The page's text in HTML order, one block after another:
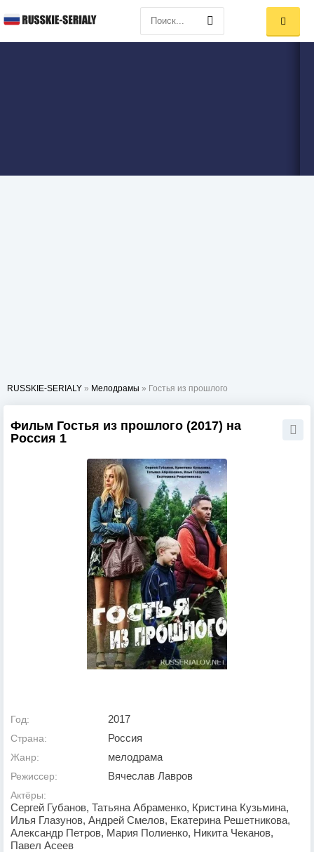
RUSSKIE-SERIALY » Мелодрамы » Гостья из прошлого
Фильм Гостья из прошлого (2017) на
Россия 1
Год: 2017
Страна: Россия
Жанр: мелодрама
Режиссер: Вячеслав Лавров
Актёры:
Сергей Губанов, Татьяна Абраменко, Кристина Кузьмина,
Илья Глазунов, Андрей Смелов, Екатерина Решетникова,
Александр Петров, Мария Полиенко, Никита Чеканов,
Павел Асеев